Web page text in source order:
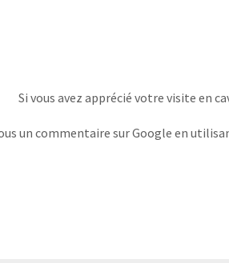
Si vous avez apprécié votre visite en
un commentaire sur Google en